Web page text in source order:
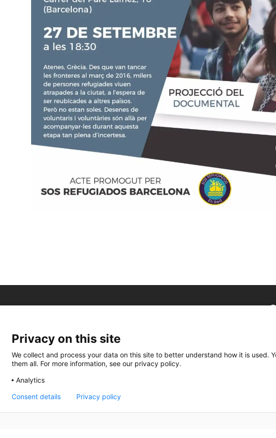
Privacy on this site
We collect and process your data on this site to better understand how it is used.
them all. For more information, see our privacy policy.
Analytics
Consent details Privacy policy